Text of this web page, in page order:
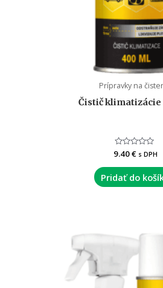
Prípravky na
Čistič
Hodnotenie
0
z
5
9.40€ s DPH
Pridať do